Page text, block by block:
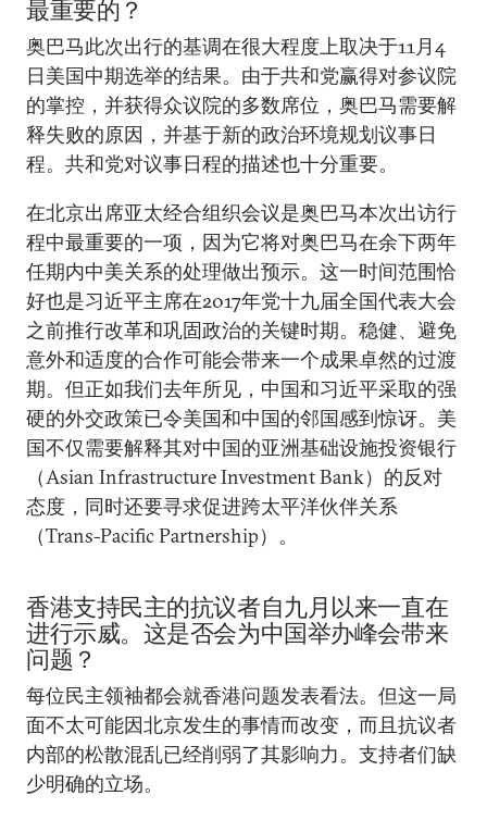
最重要的？
奥巴马此次出行的基调在很大程度上取决于11月4
日美国中期选举的结果。由于共和党赢得对参议院
的掌控，并获得众议院的多数席位，奥巴马需要解
释失败的原因，并基于新的政治环境规划议事日
程。共和党对议事日程的描述也十分重要。
在北京出席亚太经合组织会议是奥巴马本次出访行
程中最重要的一项，因为它将对奥巴马在余下两年
任期内中美关系的处理做出预示。这一时间范围恰
好也是习近平主席在2017年党十九届全国代表大会
之前推行改革和巩固政治的关键时期。稳健、避免
意外和适度的合作可能会带来一个成果卓然的过渡
期。但正如我们去年所见，中国和习近平采取的强
硬的外交政策已令美国和中国的邻国感到惊讶。美
国不仅需要解释其对中国的亚洲基础设施投资银行
（Asian Infrastructure Investment Bank）的反对
态度，同时还要寻求促进跨太平洋伙伴关系
（Trans-Pacific Partnership）。
香港支持民主的抗议者自九月以来一直在
进行示威。这是否会为中国举办峰会带来
问题？
每位民主领袖都会就香港问题发表看法。但这一局
面不太可能因北京发生的事情而改变，而且抗议者
内部的松散混乱已经削弱了其影响力。支持者们缺
少明确的立场。